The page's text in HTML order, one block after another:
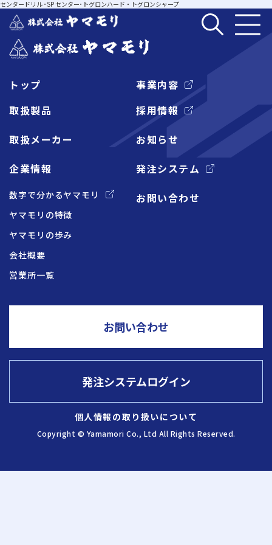
事業内容
取扱製品
取扱メーカー
採用情報
発注システムログイン
センタードリル ･SP センター･トグロンハード・トグロンシャープ
トップ
企業情報
数字で分かるヤマモリ
ヤマモリの特徴
ヤマモリの歩み
会社概要
営業所一覧
事業内容
取扱製品
取扱メーカー
採用情報
お知らせ
発注システム
お問い合わせ
個人情報の取り扱いについて
Copyright © Yamamori Co., Ltd All Rights Reserved.
お問い合わせ
発注システムログイン